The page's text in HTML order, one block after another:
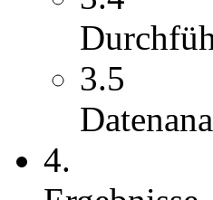
3.5
4.